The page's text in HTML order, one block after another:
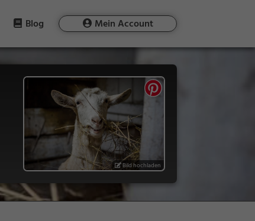
Blog Mein Account
Bild hochladen